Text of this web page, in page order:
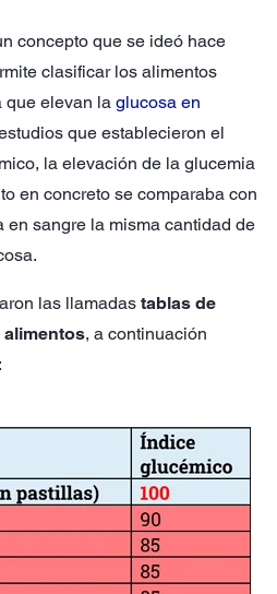
concepto que se ideó hace
clasificar los alimentos
que elevan la glucosa en
que establecieron el
la elevación de la glucemia
en concreto se comparaba con
en sangre la misma cantidad de
las llamadas tablas de
, a continuación